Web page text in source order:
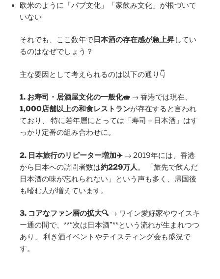
欧米のように「パブ文化」「家飲み文化」が根づいて
いない
それでも、ここ数年で 日本酒の存在感が急上昇してい
るのはなぜでしょう？
主な要因として考えられるのは以下の通り👇
1. お寿司・居酒屋文化の一般化🍣 → 香港では現在、
1,000店舗以上の和食レストランが存在すると言われ
ており、 特に若年層にとっては「寿司＋日本酒」はす
っかり定番の組み合わせに。
2. 日本旅行のリピーター増加✈️ → 2019年には、香港
から日本への訪問者数は約229万人。 「旅先で飲んだ
日本酒の味が忘れられない」という声も多く、帰国後
も嗜む人が増えています。
3. コアなファン層の拡大🔍→ ワイン愛好家やウイスキ
ー通の間で、**“次は日本酒”**という流れが生まれつつ
あり、 利き酒イベントやテイスティング会も盛況で
す。